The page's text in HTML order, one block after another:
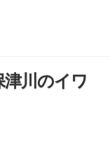
津川のイワ